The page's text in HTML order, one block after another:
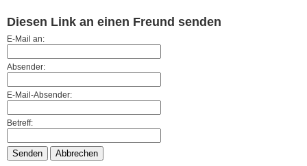
Diesen Link an einen Freund senden
E-Mail an:
Absender:
E-Mail-Absender:
Betreff:
Senden Abbrechen